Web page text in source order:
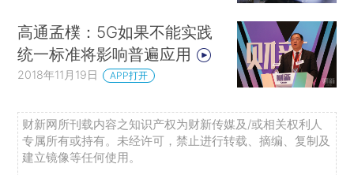
高通孟樸：5G如果不能实践
统一标准将影响普遍应用
2018年11月19日 APP打开
财新网所刊载内容之知识产权为财新传媒及/或相关权利人
专属所有或持有。未经许可，禁止进行转载、摘编、复制及
建立镜像等任何使用。